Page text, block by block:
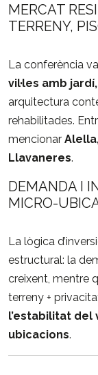
MERCAT
TERRENY,
La conferència va
vil·les amb jardí,
arquitectura
rehabilitades.
mencionar
Llavaneres.
DEMANDA I
MICRO-
La lògica
estructural: la
creixent, mentre
terreny +
l’estabilitat del
ubicacions.